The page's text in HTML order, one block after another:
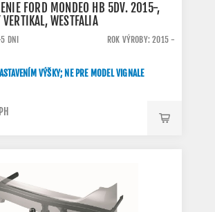
FORD MONDEO HB 5DV. 2015-,
WESTFALIA
DNI
ROK VÝROBY: 2015 -
VÝŠKY; NE PRE MODEL VIGNALE